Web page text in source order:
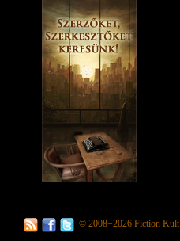
© 2008−2026 Fiction Kult